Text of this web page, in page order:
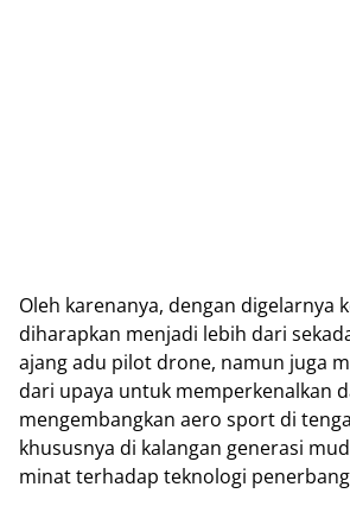
Oleh karenanya, dengan digelarnya
diharapkan menjadi lebih dari
ajang adu pilot drone, namun juga
dari upaya untuk memperkenalkan
mengembangkan aero sport di
khususnya di kalangan generasi
minat terhadap teknologi